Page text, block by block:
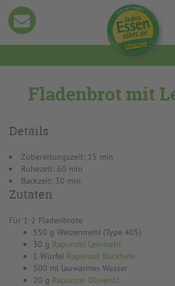
Fladenbrot mit
Details
Zubereitungszeit: 15 min
Ruhezeit: 60 min
Backzeit: 30 min
Zutaten
Für 1-2 Fladenbrote
550 g Weizenmehl (Type 405)
30 g Rapunzel Leinmehl
1 Würfel Rapunzel Backhefe
500 ml lauwarmes Wasser
20 g Rapunzel Olivenöl